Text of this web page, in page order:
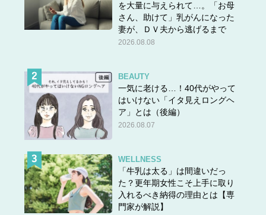
を大量に与えられて…。「お母
さん、助けて」乳がんになった
妻が、ＤＶ夫から逃げるまで
2026.08.08
BEAUTY
一気に老ける…！40代がやって
はいけない「イタ見えロングヘ
ア」とは（後編）
2026.08.07
WELLNESS
「牛乳は太る」は間違いだっ
た？更年期女性こそ上手に取り
入れるべき納得の理由とは【専
門家が解説】